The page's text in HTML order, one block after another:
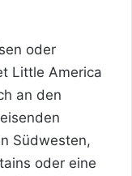
oder
Little America
an den
Südwesten,
oder eine